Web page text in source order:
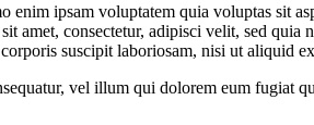
ipsam voluptatem quia voluptas sit
amet, consectetur, adipisci velit, sed
suscipit laboriosam, nisi ut aliquid
vel illum qui dolorem eum fugiat